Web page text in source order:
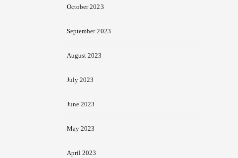
October 2023
September 2023
August 2023
July 2023
June 2023
May 2023
April 2023